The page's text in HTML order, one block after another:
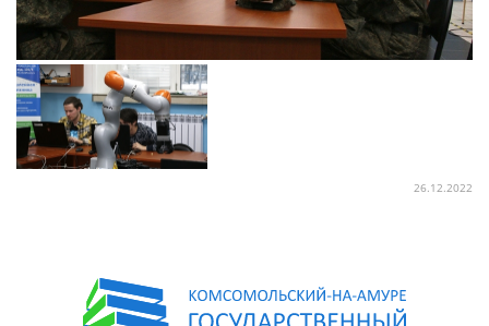
26.12.2022